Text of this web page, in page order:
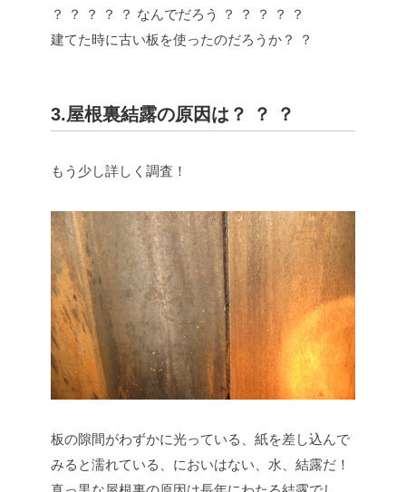
？ ？ ？ ？ ？ なんでだろう ？ ？ ？ ？ ？
建てた時に古い板を使ったのだろうか？ ？
3.屋根裏結露の原因は？ ？ ？
もう少し詳しく調査！
板の隙間がわずかに光っている、紙を差し込んで
みると濡れている、においはない、水、結露だ！